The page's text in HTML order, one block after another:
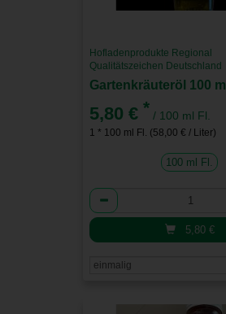
Hofladenprodukte Regional
Qualitätszeichen Deutschland
Gartenkräuteröl 100 ml
5,80 € * / 100 ml Fl.
1 * 100 ml Fl. (58,00 € / Liter)
100 ml Fl.
Anzahl
5,80 €